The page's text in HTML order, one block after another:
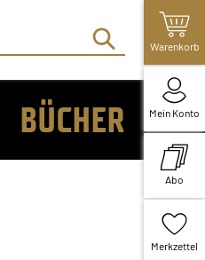
Warenkorb
Mein Konto
Abo
Merkzettel
BÜCHER